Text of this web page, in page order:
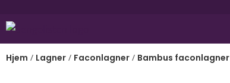
Hjem / Lagner / Faconlagner / Bambus faconlagner